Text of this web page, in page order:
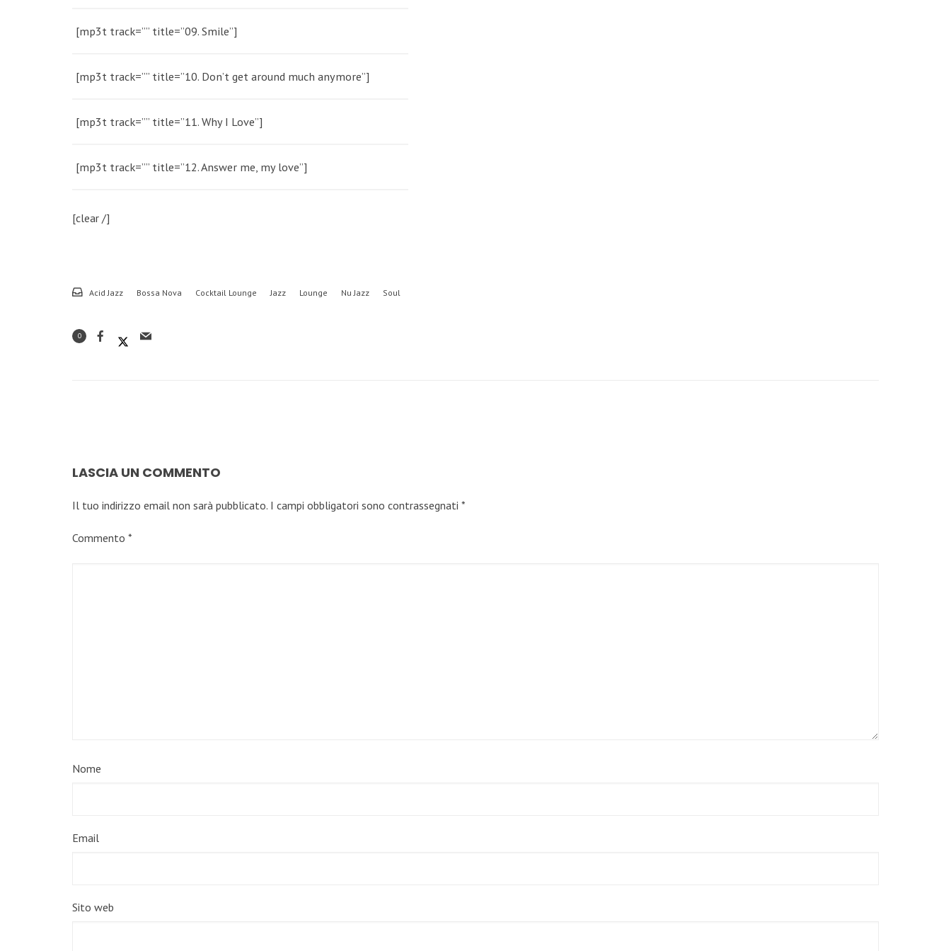
[mp3t track=”” title=”09. Smile”]
[mp3t track=”” title=”10. Don’t get around much anymore”]
[mp3t track=”” title=”11. Why I Love”]
[mp3t track=”” title=”12. Answer me, my love”]
[clear /]
Acid Jazz Bossa Nova Cocktail Lounge Jazz Lounge Nu Jazz Soul
0
LASCIA UN COMMENTO
Il tuo indirizzo email non sarà pubblicato. I campi obbligatori sono contrassegnati *
Commento *
Nome
Email
Sito web